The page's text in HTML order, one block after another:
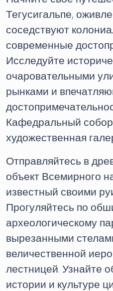
Тегусигальпе,
соседствуют
современные
Исследуйте
очаровательными
рынками и
Кафедральный
художественная
Отправляйтесь в
объект Всемирного
известный своими
Прогуляйтесь по
археологическому
вырезанными
величественной
лестницей. Узнайте
истории и культуре